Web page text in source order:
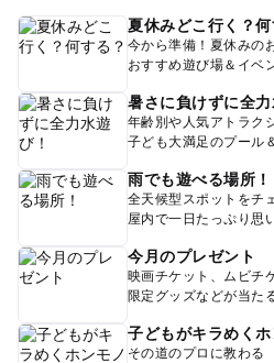
夏休みどこ行く？何
今から準備！夏休みの
おすすめ遊び場＆イベ
暑さに負けずに全力
年齢別や人気アトラク
子ども大満足のプール
雨でも遊べる場所！
全天候型スポットをチ
屋内で一日たっぷり思
今月のプレゼント
映画チケット、ムビチ
限定グッズなどが当た
子どもがキラめく
その道のプロに教わる